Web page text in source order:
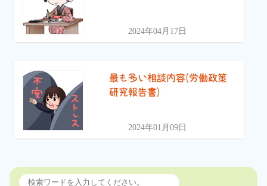
2024年04月17日
最も多い相談内容(労働政策
研究報告書)
2024年01月09日